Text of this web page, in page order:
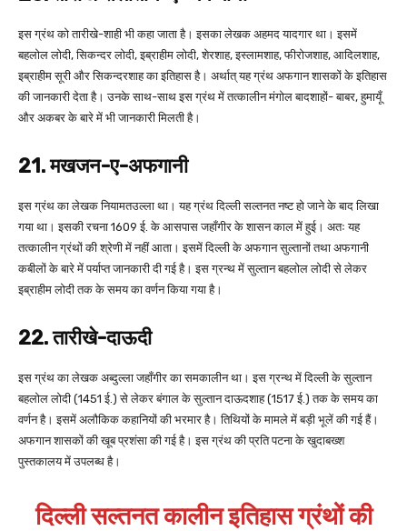
इस ग्रंथ को तारीखे-शाही भी कहा जाता है। इसका लेखक अहमद यादगार था। इसमें
बहलोल लोदी, सिकन्दर लोदी, इब्राहीम लोदी, शेरशाह, इस्लामशाह, फीरोजशाह, आदिलशाह,
इब्राहीम सूरी और सिकन्दरशाह का इतिहास है। अर्थात् यह ग्रंथ अफगान शासकों के इतिहास
की जानकारी देता है। उनके साथ-साथ इस ग्रंथ में तत्कालीन मंगोल बादशाहों- बाबर, हुमायूँ
और अकबर के बारे में भी जानकारी मिलती है।
21. मखजन-ए-अफगानी
इस ग्रंथ का लेखक नियामतउल्ला था। यह ग्रंथ दिल्ली सल्तनत नष्ट हो जाने के बाद लिखा
गया था। इसकी रचना 1609 ई. के आसपास जहाँगीर के शासन काल में हुई। अतः यह
तत्कालीन ग्रंथों की श्रेणी में नहीं आता। इसमें दिल्ली के अफगान सुल्तानों तथा अफगानी
कबीलों के बारे में पर्याप्त जानकारी दी गई है। इस ग्रन्थ में सुल्तान बहलोल लोदी से लेकर
इब्राहीम लोदी तक के समय का वर्णन किया गया है।
22. तारीखे-दाऊदी
इस ग्रंथ का लेखक अब्दुल्ला जहाँगीर का समकालीन था। इस ग्रन्थ में दिल्ली के सुल्तान
बहलोल लोदी (1451 ई.) से लेकर बंगाल के सुल्तान दाऊदशाह (1517 ई.) तक के समय का
वर्णन है। इसमें अलौकिक कहानियों की भरमार है। तिथियों के मामले में बड़ी भूलें की गई हैं।
अफगान शासकों की खूब प्रशंसा की गई है। इस ग्रंथ की प्रति पटना के खुदाबख्श
पुस्तकालय में उपलब्ध है।
दिल्ली सल्तनत कालीन इतिहास ग्रंथों की